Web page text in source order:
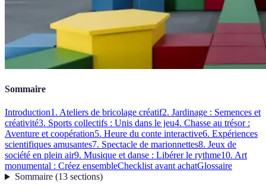
Sommaire
Introduction1. Ateliers de bricolage créatif2. Jardinage : Semences et
créativité3. Sports collectifs : Unis dans le jeu4. Chasse au trésor :
Aventure et coopération5. Heure du conte interactive6. Expériences
scientifiques amusantes7. Spectacle de marionnettes8. Jeux de
société en plein air9. Musique et danse : Libérer le rythme10. Art
monumental : Créez ensembleChecklist avant achatGlossaire
Sommaire(13 sections)